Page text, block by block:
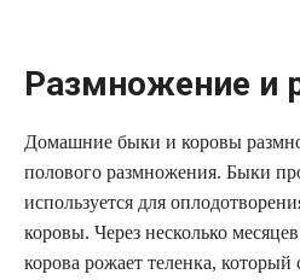
Размножение и
Домашние быки и коровы
полового размножения. Быки
используется для
коровы. Через несколько
корова рожает теленка, который